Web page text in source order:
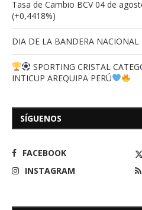
Tasa de Cambio BCV 04 de
(+0,4418%)
DIA DE LA BANDERA NACIONAL
SPORTING CRISTAL
INTICUP AREQUIPA PERÚ
SÍGUENOS
FACEBOOK
INSTAGRAM